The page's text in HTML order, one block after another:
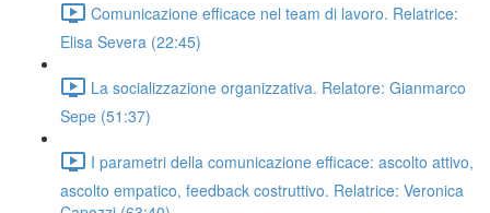
Comunicazione efficace nel team di lavoro. Relatrice:
Elisa Severa (22:45)
La socializzazione organizzativa. Relatore: Gianmarco
Sepe (51:37)
I parametri della comunicazione efficace: ascolto attivo,
ascolto empatico, feedback costruttivo. Relatrice: Veronica